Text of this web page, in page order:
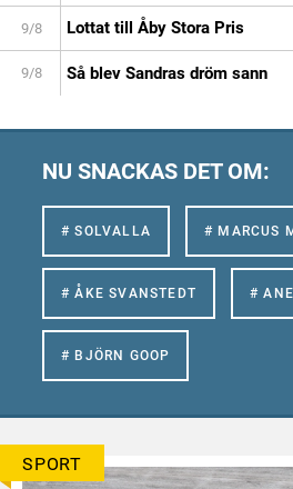
9/8 Lottat till Åby Stora Pris
9/8 Så blev Sandras dröm sann
NU SNACKAS DET OM:
# SOLVALLA # MARCUS
# ÅKE SVANSTEDT #
# BJÖRN GOOP
SPORT